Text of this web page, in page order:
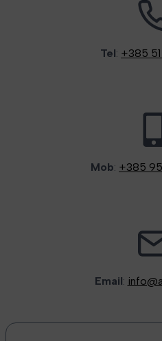
Tel: +385
Mob: +385
Email: